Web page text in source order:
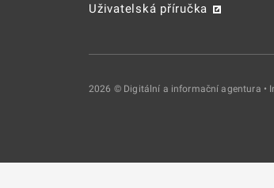
Uživatelská příručka
2026 © Digitální a informační agentura •